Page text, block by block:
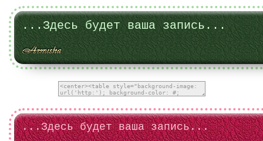
...Здесь будет ваша запись...
...Здесь будет ваша запись...